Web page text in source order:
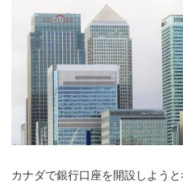
カナダで銀行口座を開設しよう